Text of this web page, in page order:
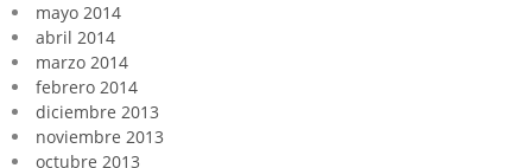
mayo 2014
abril 2014
marzo 2014
febrero 2014
diciembre 2013
noviembre 2013
octubre 2013